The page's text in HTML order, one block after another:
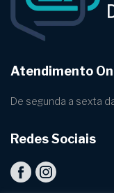
Atendimento
De segunda a sexta
Redes Sociais